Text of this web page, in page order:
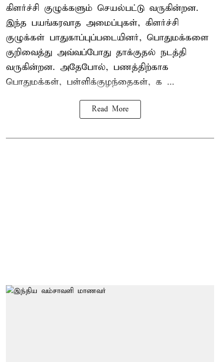
கிளர்ச்சி குழுக்களும் செயல்பட்டு வருகின்றன.
இந்த பயங்கரவாத அமைப்புகள், கிளர்ச்சி
குழுக்கள் பாதுகாப்புப்படையினர், பொதுமக்களை
குறிவைத்து அவ்வப்போது தாக்குதல் நடத்தி
வருகின்றன. அதேபோல், பணத்திற்காக
பொதுமக்கள், பள்ளிக்குழந்தைகள், க ...
Read More